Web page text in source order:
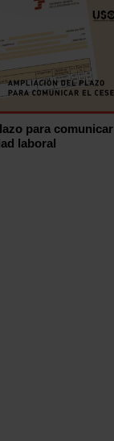
para comunicar
laboral